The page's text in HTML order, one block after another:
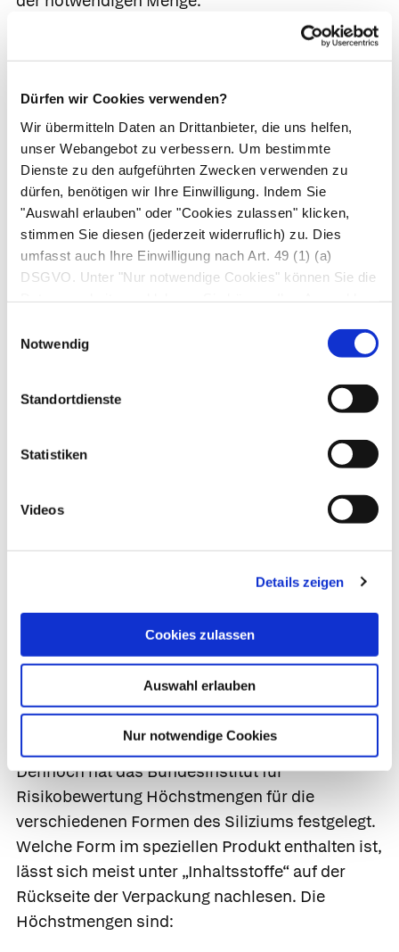
Dürfen wir Cookies verwenden?
Wir übermitteln Daten an Drittanbieter, die uns helfen,
unser Webangebot zu verbessern. Um bestimmte
Dienste zu den aufgeführten Zwecken verwenden zu
dürfen, benötigen wir Ihre Einwilligung. Indem Sie
"Auswahl erlauben" oder "Cookies zulassen" klicken,
stimmen Sie diesen (jederzeit widerruflich) zu. Dies
umfasst auch Ihre Einwilligung nach Art. 49 (1) (a)
DSGVO. Unter "Nur notwendige Cookies" können Sie die
Notwendig
Standortdienste
Statistiken
Videos
Details zeigen
Cookies zulassen
Auswahl erlauben
Nur notwendige Cookies
Silicium als Nahrungsergänzungsmittel
bieten Silizium in verschiedenen Formen an. Am
bekanntesten ist wohl die „Kieselerde“. Doch
auch Monomethylsilantriol – auch organisches
Silizium genannt - wird immer wieder angeboten.
Die Nahrungsergänzungsmittel unterscheiden
sich in Ihrer Bioverfügbarkeit – also dem für den
Körper verwertbaren Anteil des Produkts. Daher
variieren die Dosierungsempfehlungen der
unterschiedlichen Formen stark.
Für die Wirkung der Nahrungsergänzungsmittel
Europäische Behörde für Lebensmittelsicherheit
Nahrungsergänzungsmittel unter die Lupe
genommen. Die Ergebnisse waren ernüchternd:
Weder für die Knochengesundheit noch die
Stabilität von Nägeln, Haaren oder Bindegewebe
In der Vergangenheit wurde immer wieder
diskutiert, ob zu viel Silizium Harnsteine fördert.
Durch neuste Untersuchungen konnte diese
Behauptung jedoch widerlegt werden.
Dennoch hat das Bundesinstitut für
Risikobewertung Höchstmengen für die
verschiedenen Formen des Siliziums festgelegt.
Welche Form im speziellen Produkt enthalten ist,
lässt sich meist unter „Inhaltsstoffe“ auf der
Rückseite der Verpackung nachlesen. Die
Höchstmengen sind: